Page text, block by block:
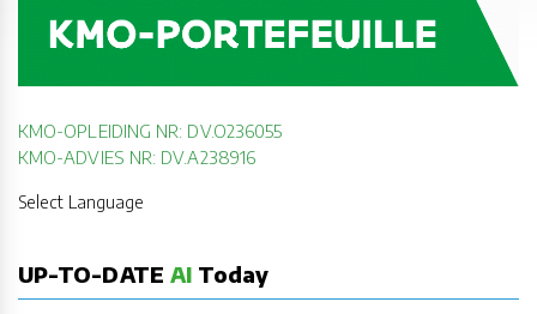
KMO-OPLEIDING NR: DV.O236055
KMO-ADVIES NR: DV.A238916
Select Language
UP-TO-DATE AI Today